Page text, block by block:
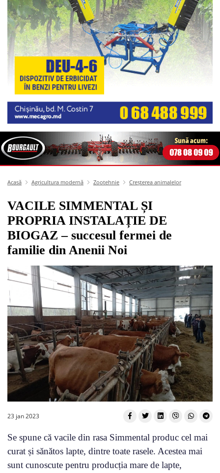
Acasă Agricultura modernă Zootehnie Creșterea animalelor
VACILE SIMMENTAL ȘI
PROPRIA INSTALAȚIE DE
BIOGAZ – succesul fermei de
familie din Anenii Noi
23 jan 2023
Se spune că vacile din rasa Simmental produc cel mai
curat și sănătos lapte, dintre toate rasele. Acestea mai
sunt cunoscute pentru producția mare de lapte,